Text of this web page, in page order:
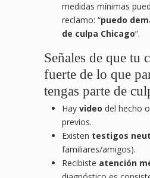
medidas mínimas
reclamo: “puedo
de culpa Chicago”.
Señales de que tu
fuerte de lo que
tengas parte de
Hay video del hecho
previos.
Existen testigos
familiares/amigos).
Recibiste atención